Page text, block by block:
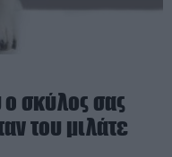
ο σκύλος σας
του μιλάτε